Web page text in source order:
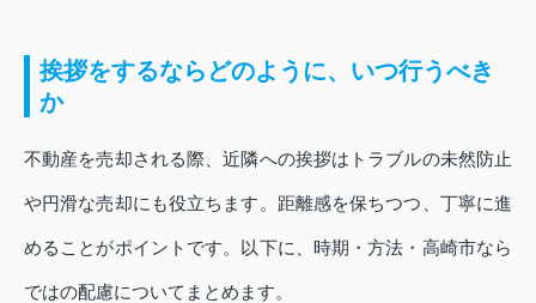
挨拶をするならどのように、いつ行うべき
か
不動産を売却される際、近隣への挨拶はトラブルの未然防止
や円滑な売却にも役立ちます。距離感を保ちつつ、丁寧に進
めることがポイントです。以下に、時期・方法・高崎市なら
ではの配慮についてまとめます。